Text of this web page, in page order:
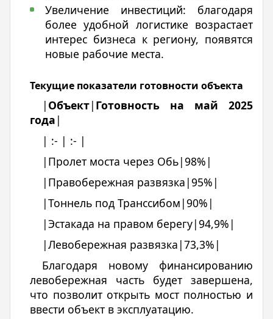
Увеличение инвестиций: благодаря
более удобной логистике возрастает
интерес бизнеса к региону, появятся
новые рабочие места.
Текущие показатели готовности объекта
| Объект| Готовность на май 2025
года |
| :- | :- |
|Пролет моста через Обь|98%|
|Правобережная развязка|95%|
|Тоннель под Транссибом|90%|
|Эстакада на правом берегу|94,9%|
|Левобережная развязка|73,3%|
Благодаря новому финансированию
левобережная часть будет завершена,
что позволит открыть мост полностью и
ввести объект в эксплуатацию.